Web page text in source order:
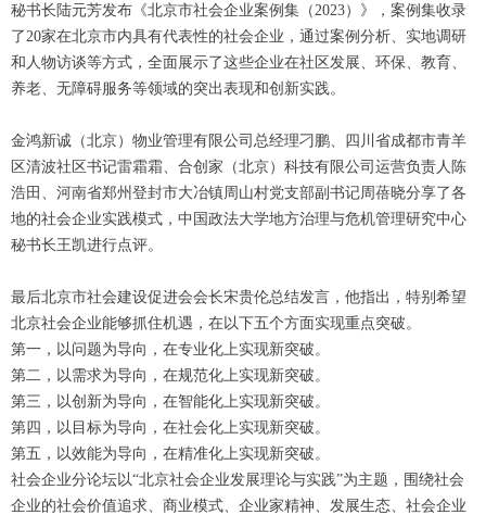
秘书长陆元芳发布《北京市社会企业案例集（2023）》，案例集收录
了20家在北京市内具有代表性的社会企业，通过案例分析、实地调研
和人物访谈等方式，全面展示了这些企业在社区发展、环保、教育、
养老、无障碍服务等领域的突出表现和创新实践。
金鸿新诚（北京）物业管理有限公司总经理刁鹏、四川省成都市青羊
区清波社区书记雷霜霜、合创家（北京）科技有限公司运营负责人陈
浩田、河南省郑州登封市大冶镇周山村党支部副书记周蓓晓分享了各
地的社会企业实践模式，中国政法大学地方治理与危机管理研究中心
秘书长王凯进行点评。
最后北京市社会建设促进会会长宋贵伦总结发言，他指出，特别希望
北京社会企业能够抓住机遇，在以下五个方面实现重点突破。
第一，以问题为导向，在专业化上实现新突破。
第二，以需求为导向，在规范化上实现新突破。
第三，以创新为导向，在智能化上实现新突破。
第四，以目标为导向，在社会化上实现新突破。
第五，以效能为导向，在精准化上实现新突破。
社会企业分论坛以“北京社会企业发展理论与实践”为主题，围绕社会
企业的社会价值追求、商业模式、企业家精神、发展生态、社会企业